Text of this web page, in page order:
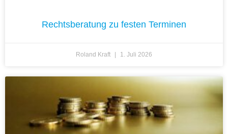
Rechtsberatung zu festen Terminen
Roland Kraft 1. Juli 2026